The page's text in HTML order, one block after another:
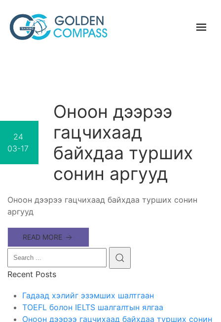
24
03-17
Оноон дээрээ
гацчихаад
байхдаа турших
сонин аргууд
Оноон дээрээ гацчихаад байхдаа турших сонин
аргууд
READ MORE
Recent Posts
Гадаад хэлийг эзэмших шалтгаан
TOEFL болон IELTS шалгалтын ялгаа
Оноон дээрээ гацчихаад байхдаа турших сонин